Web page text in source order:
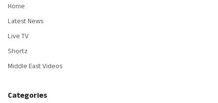
Home
Latest News
Live TV
Shortz
Middle East Videos
Categories